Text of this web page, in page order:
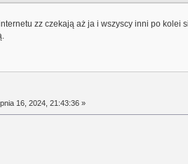
zz czekają aż ja i wszyscy inni po
16, 2024, 21:43:36 »